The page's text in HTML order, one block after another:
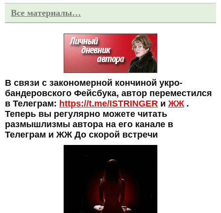
Все материалы…
В связи с закономерной кончиной укро-
бандеровского Фейсбука, автор переместился
в Телеграм: https://t.me/ISTRINGER и ЖЖ .
Теперь вы регулярно можете читать
размышлизмы автора на его канале в
Телеграм и ЖЖ До скорой встречи